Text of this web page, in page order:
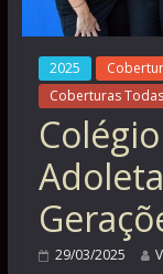
2025
Coberturas Todas
29/03/2025